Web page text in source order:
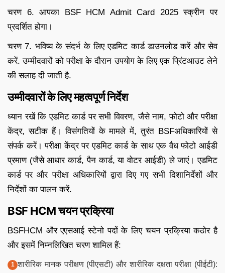
चरण 6. आपका BSF HCM Admit Card 2025 स्क्रीन पर
प्रदर्शित होगा।
चरण 7. भविष्य के संदर्भ के लिए एडमिट कार्ड डाउनलोड करें और सेव
करें. उम्मीदवारों को परीक्षा के दौरान उपयोग के लिए एक प्रिंटआउट लेने
की सलाह दी जाती है.
उम्मीदवारों के लिए महत्वपूर्ण निर्देश
ध्यान रखें कि एडमिट कार्ड पर सभी विवरण, जैसे नाम, फोटो और परीक्षा
केंद्र, सटीक हैं। विसंगतियों के मामले में, तुरंत BSFअधिकारियों से
संपर्क करें। परीक्षा केंद्र पर एडमिट कार्ड के साथ एक वैध फोटो आईडी
प्रमाण (जैसे आधार कार्ड, पैन कार्ड, या वोटर आईडी) ले जाएं। एडमिट
कार्ड पर और परीक्षा अधिकारियों द्वारा दिए गए सभी दिशानिर्देशों और
निर्देशों का पालन करें.
BSF HCM चयन प्रक्रिया
BSFHCM और एएसआई स्टेनो पदों के लिए चयन प्रक्रिया कठोर है
और इसमें निम्नलिखित चरण शामिल हैं:
शारीरिक मानक परीक्षण (पीएसटी) और शारीरिक दक्षता परीक्षा (पीईटी):